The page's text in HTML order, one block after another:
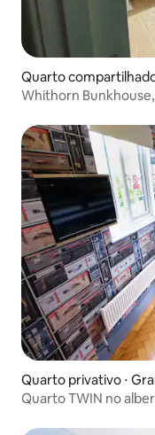
Quarto
Whithorn
Quarto privativo ⋅
Quarto TWIN no